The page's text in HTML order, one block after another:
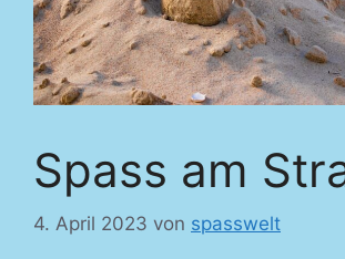
Spass am
4. April 2023 von spasswelt